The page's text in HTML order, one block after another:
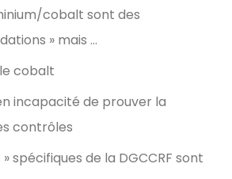
cobalt sont des
» mais …
cobalt
incapacité de prouver la
contrôles
» spécifiques de la DGCCRF sont